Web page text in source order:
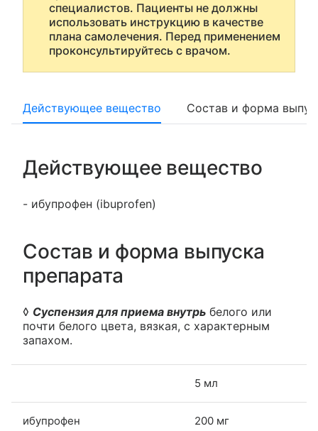
специалистов. Пациенты не должны
использовать инструкцию в качестве
плана самолечения. Перед применением
проконсультируйтесь с врачом.
Действующее вещество Состав и форма
Действующее вещество
- ибупрофен (ibuprofen)
Состав и форма выпуска
препарата
◊ Суспензия для приема внутрь белого или
почти белого цвета, вязкая, с характерным
запахом.
5 мл
ибупрофен 200 мг